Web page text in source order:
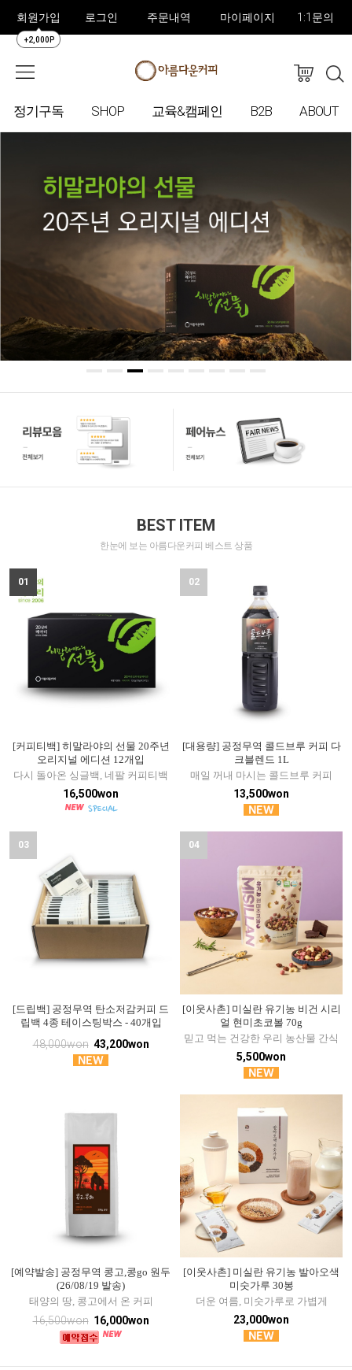
회원가입
+2,000P
로그인 주문내역 마이페이지 1:1문의
정기구독 SHOP 교육&캠페인 B2B ABOUT
BEST ITEM
한눈에 보는 아름다운커피 베스트 상품
01
[커피티백] 히말라야의 선물 20주년
오리지널 에디션 12개입
다시 돌아온 싱글백, 네팔 커피티백
16,500won
02
[대용량] 공정무역 콜드브루 커피 다
크블렌드 1L
매일 꺼내 마시는 콜드브루 커피
13,500won
03
[드립백] 공정무역 탄소저감커피 드
립백 4종 테이스팅박스 - 40개입
48,000won 43,200won
04
[이웃사촌] 미실란 유기농 비건 시리
얼 현미초코볼 70g
믿고 먹는 건강한 우리 농산물 간식
5,500won
[예약발송] 공정무역 콩고,콩go 원두
(26/08/19 발송)
태양의 땅, 콩고에서 온 커피
16,500won 16,000won
[이웃사촌] 미실란 유기농 발아오색
미숫가루 30봉
더운 여름, 미숫가루로 가볍게
23,000won